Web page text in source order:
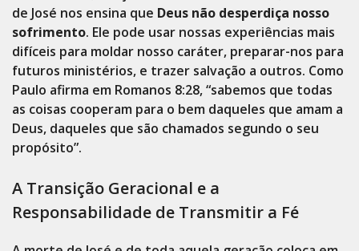
de José nos ensina que Deus não desperdiça nosso
sofrimento. Ele pode usar nossas experiências mais
difíceis para moldar nosso caráter, preparar-nos para
futuros ministérios, e trazer salvação a outros. Como
Paulo afirma em Romanos 8:28, “sabemos que todas
as coisas cooperam para o bem daqueles que amam a
Deus, daqueles que são chamados segundo o seu
propósito”.
A Transição Geracional e a
Responsabilidade de Transmitir a Fé